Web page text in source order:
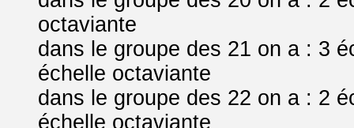
octaviante
dans le groupe des 21 on a : 3
échelle octaviante
dans le groupe des 22 on a : 2
échelle octaviante